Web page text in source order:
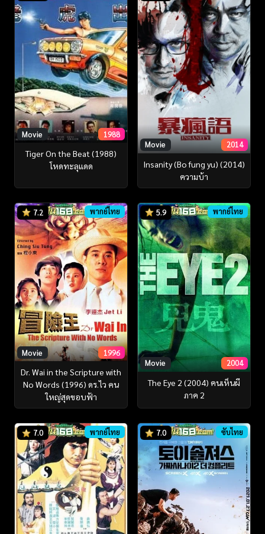
Movie 1988
Tiger On the Beat (1988)
โหดทะลุแดด
Movie 2014
Insanity (Bo fung yu) (2014)
ความบ้า
7.2 พากย์ไทย
Movie 1996
Dr. Wai in the Scripture with
No Words (1996) ดร.ไว คน
ใหญ่สุดขอบฟ้า
5.9 พากย์ไทย
Movie 2004
The Eye 2 (2004) คนเห็นผี
ภาค 2
7.0 พากย์ไทย 7.0 ซับไทย